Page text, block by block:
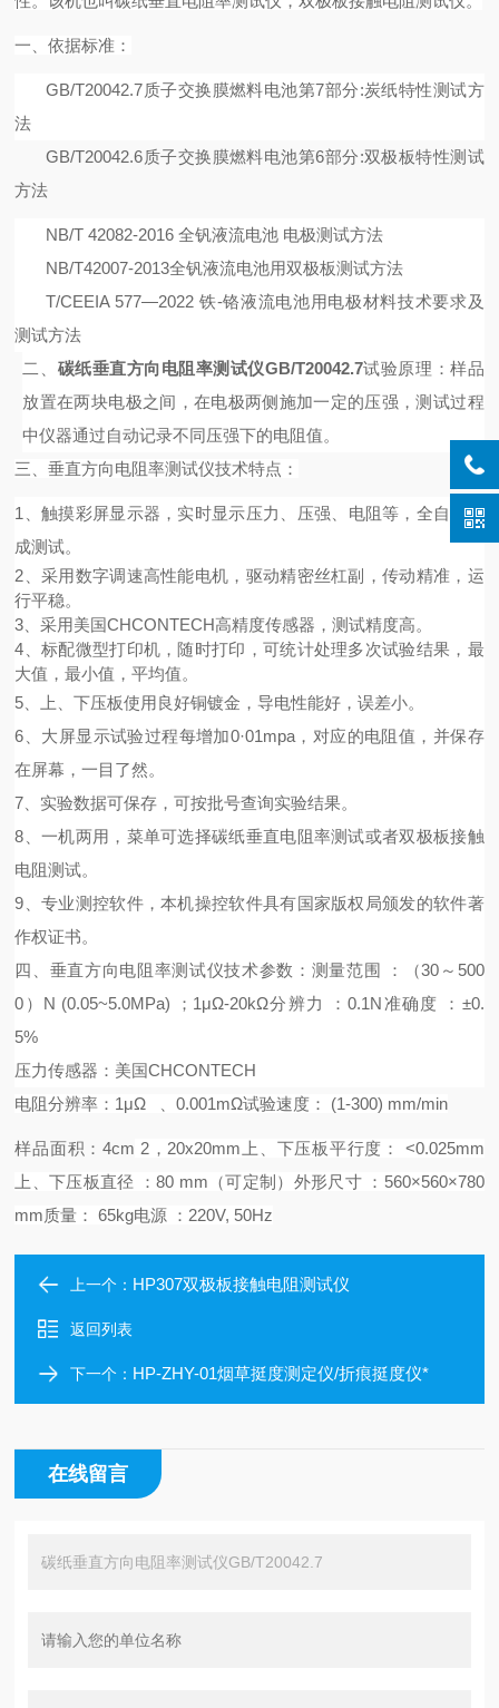
一、依据标准：
GB/T20042.7质子交换膜燃料电池第7部分:炭纸特性测试方
法
GB/T20042.6质子交换膜燃料电池第6部分:双极板特性测试
方法
NB/T 42082-2016全钒液流电池 电极测试方法
NB/T42007-2013全钒液流电池用双极板测试方法
T/CEEIA 577—2022 铁-铬液流电池用电极材料技术要求及
测试方法
二、 碳纸垂直方向电阻率测试仪GB/T20042.7试验原理：样品
放置在两块电极之间，在电极两侧施加一定的压强，测试过程
中仪器通过自动记录不同压强下的电阻值。
三、垂直方向电阻率测试仪技术特点：
1 、触摸彩屏显示器 ， 实时显示压力 压强、电阻等，全自动完
成测试。
2 、采用数字调速高性能电机 ，驱动精密丝杠副，传动精准， 运
行平稳。
3 、采用美国CHCONTECH高精度传感器 ，测试精度高。
4、标配微型打印机，随时打印，可统计处理多次试验结果，最
大值，最小值，平均值。
5
上、下压板使用 良好铜镀金 ，导电性能好，误差小。
6
大屏显示试验过程每增加0·01mpa，对应的电阻值，并保存
在屏幕，一目了然。
7 、实验数据可保存，可按批号查询实验结果。
8 、一机两用，菜单可选择碳纸垂直电阻率测试或者双极板接触
电阻测试。
9 、专业测控软件，本机操控软件具有国家版权局颁发的软件著
作权证书。
四、 垂直方向电阻率测试仪技术参数： 测量范围 ：（30～ 500
0）N (0.05~5.0MPa) ； 1μΩ-20kΩ分辨力 ：0.1N准确度 ： ±0.
5%
压力传感器：美国CHCONTECH
电阻分辨率： 1μΩ 、0.001mΩ试验速度： (1-300) mm/min
样品面积：4cm 2， 20x20mm 上 下压板平行度：
<0.025mm
上
、下压板直径 ：80 mm （可定制 ） 外形尺寸 ： 560×560×780
mm质量： 65kg电源 ： 220V, 50Hz
上一个： HP307双极板接触电阻测试仪
返回列表
下一个： HP-ZHY-01烟草挺度测定仪/折痕挺度仪*
在线留言